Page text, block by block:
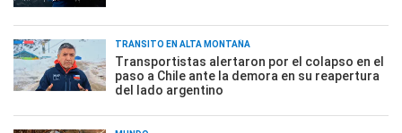
TRÁNSITO EN ALTA MONTAÑA
Transportistas alertaron por el colapso en el
paso a Chile ante la demora en su reapertura
del lado argentino